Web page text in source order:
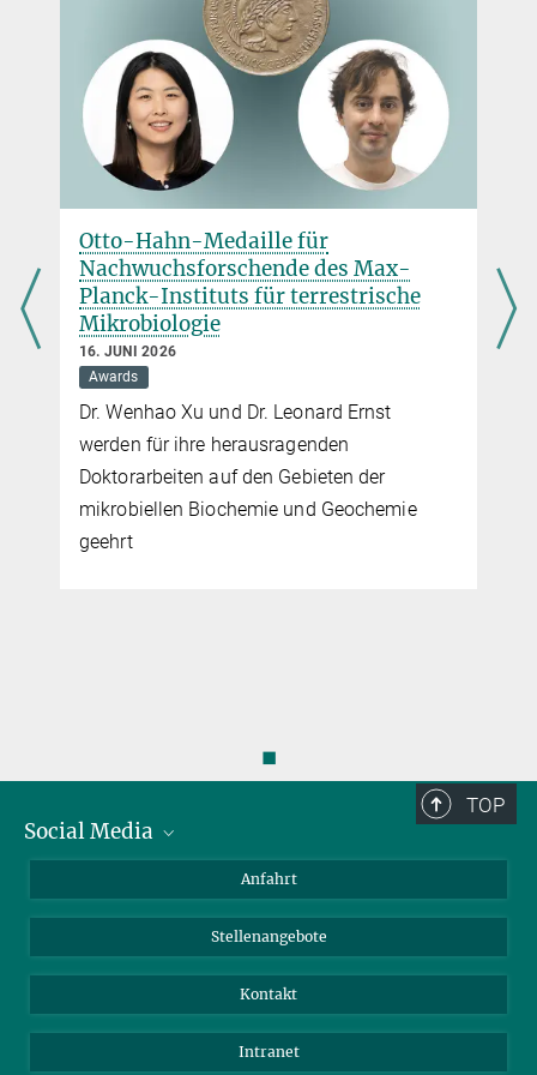
Otto-Hahn-Medaille für
Nachwuchsforschende des Max-
Planck-Instituts für terrestrische
Mikrobiologie
16. JUNI 2026
Awards
Dr. Wenhao Xu und Dr. Leonard Ernst
werden für ihre herausragenden
Doktorarbeiten auf den Gebieten der
mikrobiellen Biochemie und Geochemie
geehrt
◼
TOP
Social Media
LinkedIn
Anfahrt
Stellenangebote
Kontakt
Intranet